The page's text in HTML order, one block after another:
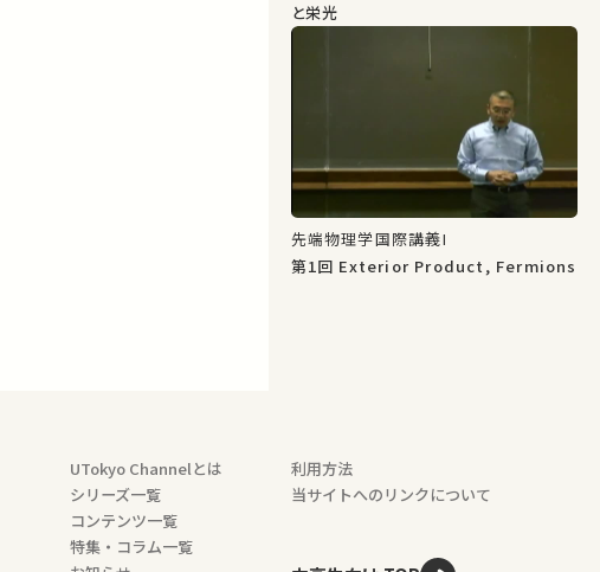
と栄光
先端物理学国際講義I
第1回 Exterior Product, Fermions
UTokyo Channelとは
シリーズ一覧
コンテンツ一覧
特集・コラム一覧
利用方法
当サイトへのリンクについて